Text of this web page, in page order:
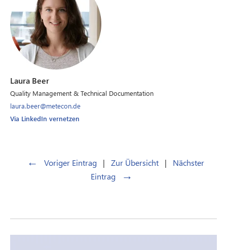
Laura Beer
Quality Management & Technical Documentation
laura.beer@metecon.de
Via LinkedIn vernetzen
← Voriger Eintrag | Zur Übersicht |
Nächster
Eintrag
→